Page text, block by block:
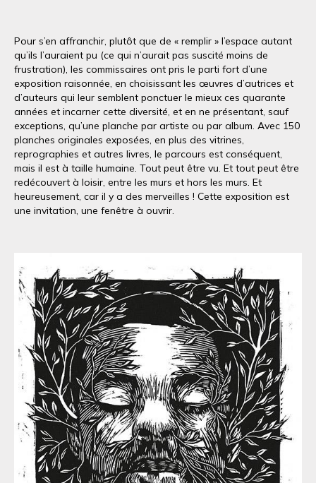
Pour s’en affranchir, plutôt que de « remplir » l’espace autant
qu’ils l’auraient pu (ce qui n’aurait pas suscité moins de
frustration), les commissaires ont pris le parti fort d’une
exposition raisonnée, en choisissant les œuvres d’autrices et
d’auteurs qui leur semblent ponctuer le mieux ces quarante
années et incarner cette diversité, et en ne présentant, sauf
exceptions, qu’une planche par artiste ou par album. Avec 150
planches originales exposées, en plus des vitrines,
reprographies et autres livres, le parcours est conséquent,
mais il est à taille humaine. Tout peut être vu. Et tout peut être
redécouvert à loisir, entre les murs et hors les murs. Et
heureusement, car il y a des merveilles ! Cette exposition est
une invitation, une fenêtre à ouvrir.